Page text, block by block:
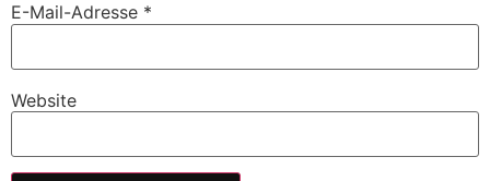
E-Mail-Adresse *
Website